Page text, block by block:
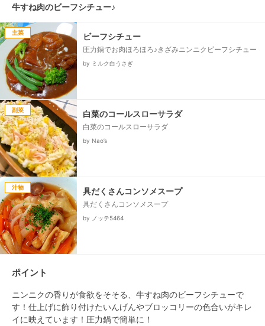
牛すね肉のビーフシチュー♪
主菜 ビーフシチュー
圧力鍋でお肉ほろほろ♪きざみニンニクビーフシチュー
by ミルク白うさぎ
副菜 白菜のコールスローサラダ
白菜のコールスローサラダ
by Nao’s
汁物 具だくさんコンソメスープ
具だくさんコンソメスープ
by ノッテ5464
ポイント
ニンニクの香りが食欲をそそる、牛すね肉のビーフシチューで
す！仕上げに飾り付けたいんげんやブロッコリーの色合いがキレ
イに映えています！圧力鍋で簡単に！